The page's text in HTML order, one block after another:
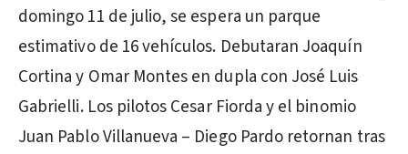
domingo 11 de julio, se espera un parque
estimativo de 16 vehículos. Debutaran Joaquín
Cortina y Omar Montes en dupla con José Luis
Gabrielli. Los pilotos Cesar Fiorda y el binomio
Juan Pablo Villanueva – Diego Pardo retornan tras